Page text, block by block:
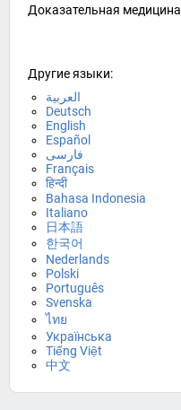
Доказательная медицина
Другие языки:
العربية
Deutsch
English
Español
فارسی
Français
हिन्दी
Bahasa Indonesia
Italiano
日本語
한국어
Nederlands
Polski
Português
Svenska
ไทย
Українська
Tiếng Việt
中文